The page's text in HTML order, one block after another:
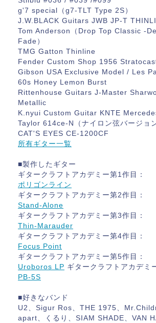
g'7 special（g7-TLT Type 2S）
J.W.BLACK Guitars JWB JP-T
Tom Anderson（Drop Top Classic -
Fade）
TMG Gatton Thinline
Fender Custom Shop 1956
Gibson USA Exclusive Model / Les
60s Honey Lemon Burst
Rittenhouse Guitars J-Master
Metallic
K.nyui Custom Guitar KNTE
Taylor 614ce-N（ナイロン弦バージョン
CAT'S EYES CE-1200CF
所有ギター一覧
■製作したギター
ギタークラフトアカデミー第1作目：
ポリゴンライン
ギタークラフトアカデミー第2作目：
Stand-Alone
ギタークラフトアカデミー第3作目：
Thin-Marauder
ギタークラフトアカデミー第4作目：
Focus Point
ギタークラフトアカデミー第5作目：
Uroboros LP ギタークラフトアカデミ
PB-5S
■好きなバンド
U2、Sigur Ros、THE 1975、
apart、くるり、SIAM SHADE、VAN